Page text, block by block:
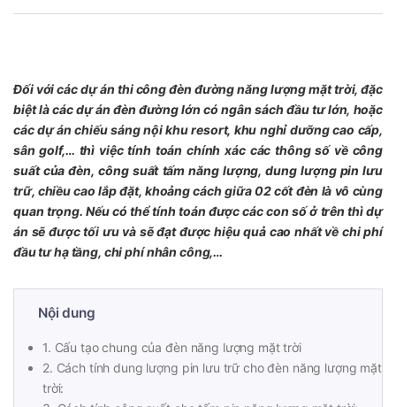
Đối với các dự án thi công đèn đường năng lượng mặt trời, đặc
biệt là các dự án đèn đường lớn có ngân sách đầu tư lớn, hoặc
các dự án chiếu sáng nội khu resort, khu nghỉ dưỡng cao cấp,
sân golf,… thì việc tính toán chính xác các thông số về công
suất của đèn, công suất tấm năng lượng, dung lượng pin lưu
trữ, chiều cao lắp đặt, khoảng cách giữa 02 cốt đèn là vô cùng
quan trọng. Nếu có thể tính toán được các con số ở trên thì dự
án sẽ được tối ưu và sẽ đạt được hiệu quả cao nhất về chi phí
đầu tư hạ tầng, chi phí nhân công,…
Nội dung
1. Cấu tạo chung của đèn năng lượng mặt trời
2. Cách tính dung lượng pin lưu trữ cho đèn năng lượng mặt
trời: